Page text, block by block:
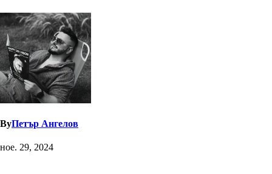
ByПетър Ангелов
ное. 29, 2024